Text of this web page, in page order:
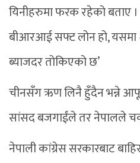
यिनीहरुमा फरक रहेको बताए ।
बीआरआई सफ्ट लोन हो, यसमा
ब्याजदर तोकिएको छ’
चीनसँग ऋण लिनै हुँदैन भन्ने
सांसद बजगाईंले तर नेपालले
नेपाली कांग्रेस सरकारबाट